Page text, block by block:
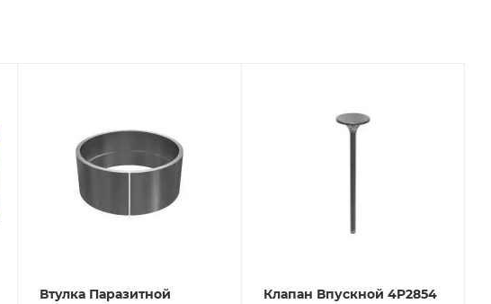
Втулка Паразитной
Клапан Впускной 4P2854